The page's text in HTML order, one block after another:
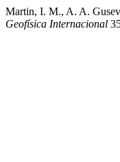
Martin, I. M., A. A.
Geofísica Internacional